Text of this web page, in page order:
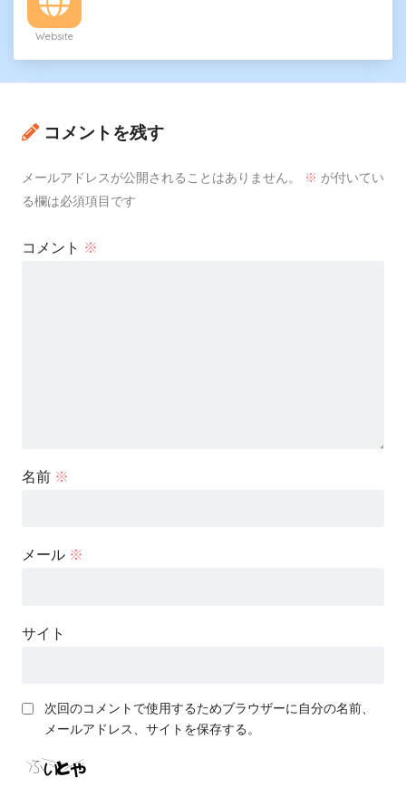
Website
コメントを残す
メールアドレスが公開されることはありません。 ※ が付いてい
る欄は必須項目です
コメント ※
名前 ※
メール ※
サイト
次回のコメントで使用するためブラウザーに自分の名前、
メールアドレス、サイトを保存する。